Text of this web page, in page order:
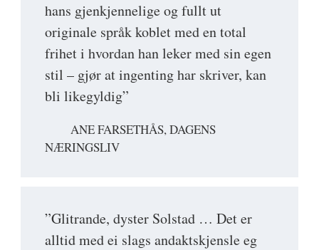
hans gjenkjennelige og fullt ut
originale språk koblet med en total
frihet i hvordan han leker med sin egen
stil – gjør at ingenting har skriver, kan
bli likegyldig”
ANE FARSETHÅS, DAGENS
NÆRINGSLIV
”Glitrande, dyster Solstad … Det er
alltid med ei slags andaktskjensle eg